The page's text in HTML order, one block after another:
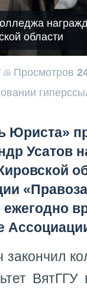
области
Просмотров
Юриста»
Усатов
закончил